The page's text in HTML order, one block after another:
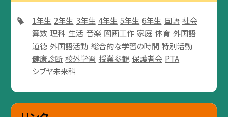
1年生 2年生 3年生 4年生 5年生 6年生 国語 社会
算数 理科 生活 音楽 図画工作 家庭 体育 外国語
道徳 外国語活動 総合的な学習の時間 特別活動
健康診断 校外学習 授業参観 保護者会 PTA
シブヤ未来科